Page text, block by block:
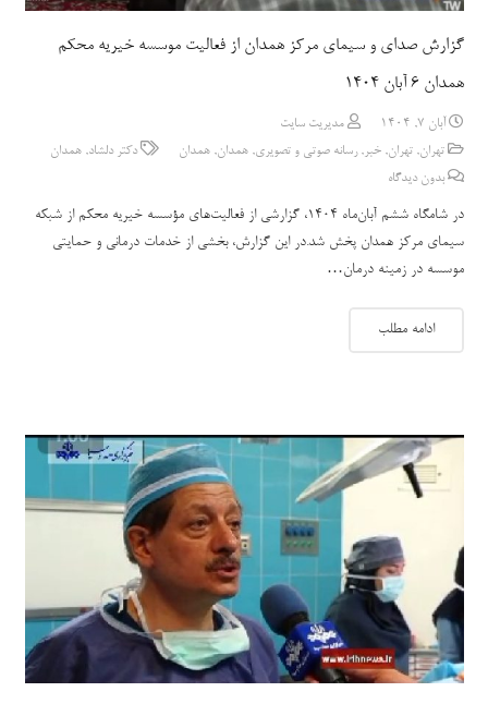
گزارش صدای و سیمای مرکز همدان از فعالیت موسسه خیریه محکم
همدان ۶ آبان ۱۴۰۴
آبان 7, 1404
مدیریت سایت
تهران,تهران,خبر,رسانه صوتی و تصویری,همدان,همدان دکتر دلشاد,همدان
بدون دیدگاه
در شامگاه ششم آبان‌ماه ۱۴۰۴، گزارشی از فعالیت‌های مؤسسه خیریه محکم از شبکه
سیمای مرکز همدان پخش شد.در این گزارش، بخشی از خدمات درمانی و حمایتی
موسسه در زمینه درمان…
ادامه مطلب